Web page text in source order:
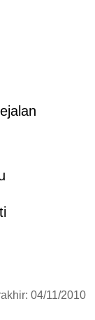
04/11/2010